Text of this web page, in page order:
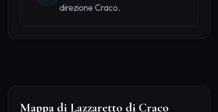
direzione Craco.
Mappa di Lazzaretto di Craco